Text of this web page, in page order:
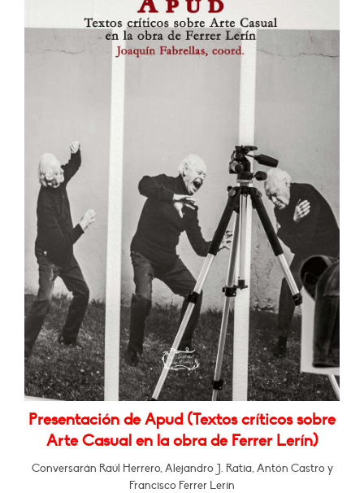
Presentación de Apud (Textos críticos sobre
Arte Casual en la obra de Ferrer Lerín)
Conversarán Raúl Herrero, Alejandro J. Ratia, Antón Castro y
Francisco Ferrer Lerín